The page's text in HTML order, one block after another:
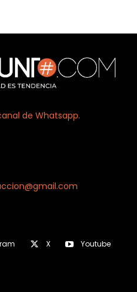
de Whatsapp.
X Youtube